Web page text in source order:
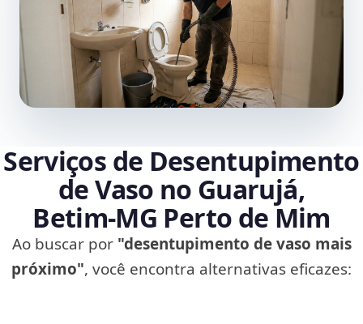
Serviços de Desentupimento
de Vaso no Guarujá,
Betim‑MG Perto de Mim
Ao buscar por "desentupimento de vaso mais
próximo", você encontra alternativas eficazes: